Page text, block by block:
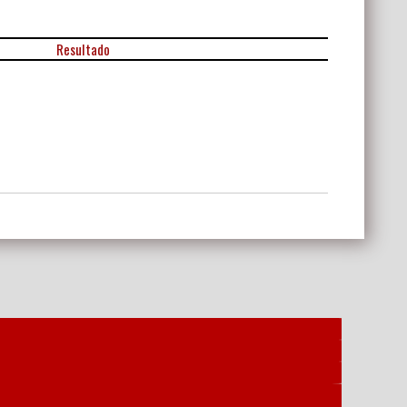
Resultado